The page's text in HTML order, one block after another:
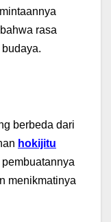
rasa
berbeda dari
hokijitu
menikmatinya